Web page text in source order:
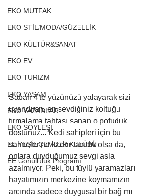
EKO MUTFAK
EKO STİL/MODA/GÜZELLİK
EKO KÜLTÜR&SANAT
EKO EV
EKO TURİZM
EKO YAŞAM
EKO YAZARLAR
EKO SÖYLEŞİ
EE YEŞİL ÇEMBER KULÜBÜ
EE Gönüllülük Programı
Sabah 4'te yüzünüzü yalayarak sizi
uyandıran, en sevdiğiniz koltuğu
tırmalama tahtası sanan o pofuduk
dostunuz... Kedi sahipleri için bu
sahneler ne kadar tanıdık olsa da,
onlara duyduğumuz sevgi asla
azalmıyor. Peki, bu tüylü yaramazları
hayatımızın merkezine koymamızın
ardında sadece duygusal bir bağ mı